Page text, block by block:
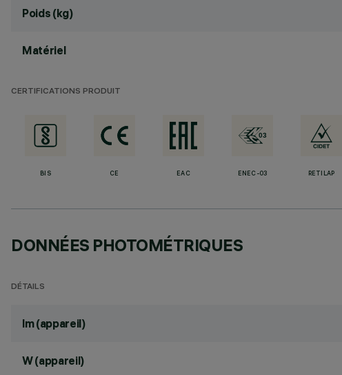
Poids (kg)
Matériel
CERTIFICATIONS PRODUIT
BIS CE EAC ENEC-03 RETILAP
DONNÉES PHOTOMÉTRIQUES
DÉTAILS
lm (appareil)
W (appareil)